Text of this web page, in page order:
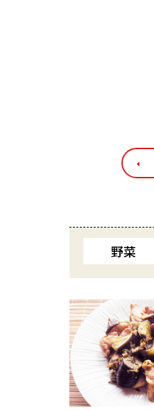
野菜